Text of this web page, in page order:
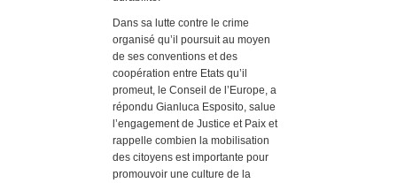
Dans sa lutte contre le crime
organisé qu’il poursuit au moyen
de ses conventions et des
coopération entre Etats qu’il
promeut, le Conseil de l’Europe, a
répondu Gianluca Esposito, salue
l’engagement de Justice et Paix et
rappelle combien la mobilisation
des citoyens est importante pour
promouvoir une culture de la